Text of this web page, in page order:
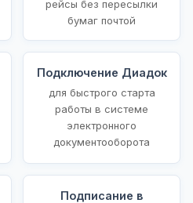
рейсы без пересылки
бумаг почтой
Подключение Диадок
для быстрого старта
работы в системе
электронного
документооборота
Подписание в